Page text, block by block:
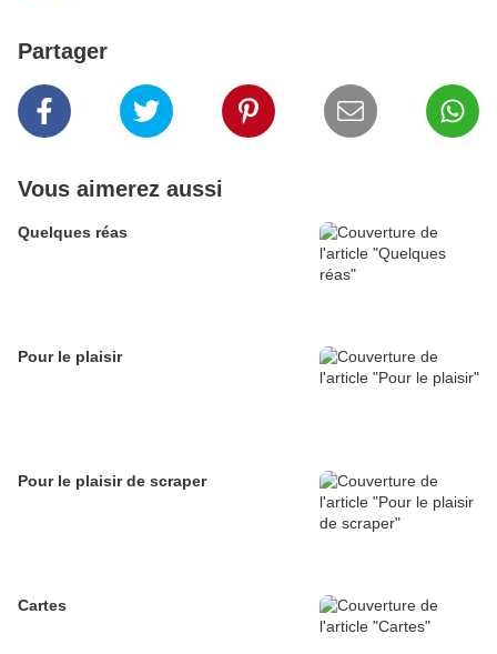
Partager
Vous aimerez aussi
Quelques réas
Pour le plaisir
Pour le plaisir de scraper
Cartes